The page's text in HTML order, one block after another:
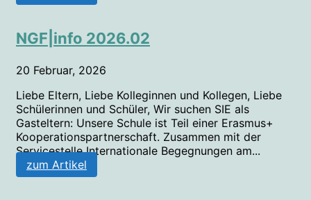
NGF|info 2026.02
20 Februar, 2026
Liebe Eltern, Liebe Kolleginnen und Kollegen, Liebe
Schülerinnen und Schüler, Wir suchen SIE als
Gasteltern: Unsere Schule ist Teil einer Erasmus+
Kooperationspartnerschaft. Zusammen mit der
Servicestelle Internationale Begegnungen am...
zum Artikel